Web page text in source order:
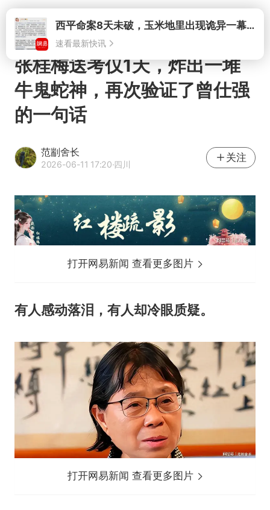
打开
张桂梅送考仅1天，炸出一堆
牛鬼蛇神，再次验证了曾仕强
的一句话
范剬舍长
2026-06-11 17:20·四川
关注
打开网易新闻 查看更多图片
有人感动落泪，有人却冷眼质疑。
打开网易新闻 查看更多图片